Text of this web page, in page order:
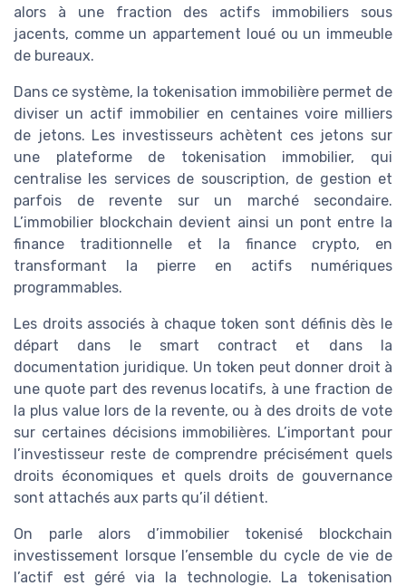
alors à une fraction des actifs immobiliers sous
jacents, comme un appartement loué ou un immeuble
de bureaux.
Dans ce système, la tokenisation immobilière permet de
diviser un actif immobilier en centaines voire milliers
de jetons. Les investisseurs achètent ces jetons sur
une plateforme de tokenisation immobilier, qui
centralise les services de souscription, de gestion et
parfois de revente sur un marché secondaire.
L’immobilier blockchain devient ainsi un pont entre la
finance traditionnelle et la finance crypto, en
transformant la pierre en actifs numériques
programmables.
Les droits associés à chaque token sont définis dès le
départ dans le smart contract et dans la
documentation juridique. Un token peut donner droit à
une quote part des revenus locatifs, à une fraction de
la plus value lors de la revente, ou à des droits de vote
sur certaines décisions immobilières. L’important pour
l’investisseur reste de comprendre précisément quels
droits économiques et quels droits de gouvernance
sont attachés aux parts qu’il détient.
On parle alors d’immobilier tokenisé blockchain
investissement lorsque l’ensemble du cycle de vie de
l’actif est géré via la technologie. La tokenisation